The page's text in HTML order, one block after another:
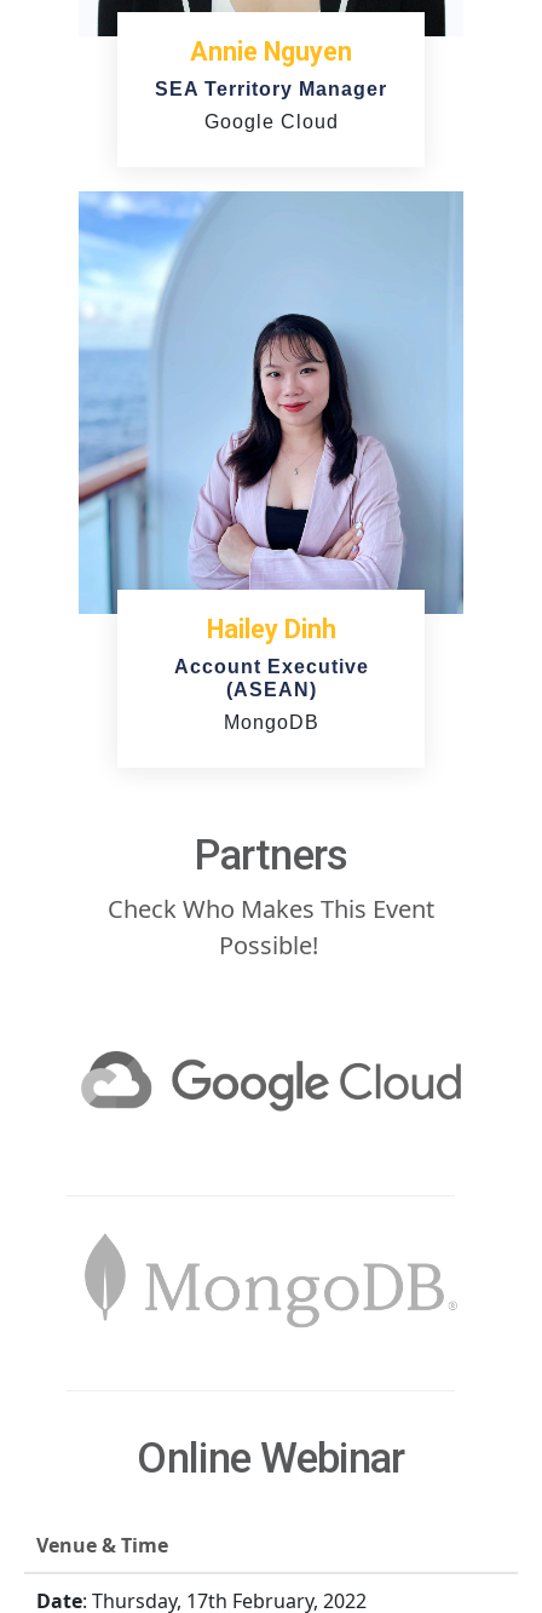
Annie Nguyen
SEA Territory Manager
Google Cloud
Hailey Dinh
Account Executive
(ASEAN)
MongoDB
Partners
Check Who Makes This Event
Possible!
Online Webinar
Venue & Time
Date: Thursday, 17th February, 2022